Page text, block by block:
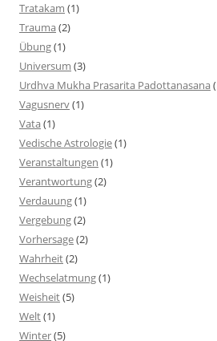
Tratakam (1)
Trauma(2)
Übung(1)
Universum (3)
Urdhva Mukha Prasarita Padottanasana
Vagusnerv(1)
Vata(1)
Vedische Astrologie(1)
Veranstaltungen (1)
Verantwortung(2)
Verdauung(1)
Vergebung(2)
Vorhersage(2)
Wahrheit(2)
Wechselatmung(1)
Weisheit(5)
Welt(1)
Winter(5)